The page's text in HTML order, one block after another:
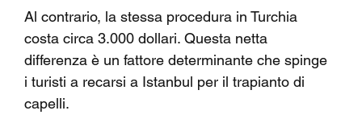
Al contrario, la stessa procedura in Turchia
costa circa 3.000 dollari. Questa netta
differenza è un fattore determinante che spinge
i turisti a recarsi a Istanbul per il trapianto di
capelli.